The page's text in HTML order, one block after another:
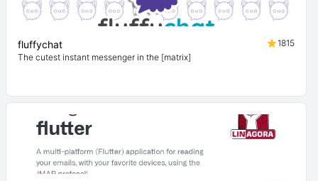
fluffychat
1815
The cutest instant messenger in the [matrix]